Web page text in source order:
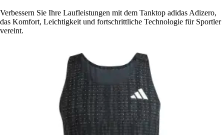
Verbessern Sie Ihre Laufleistungen mit dem Tanktop adidas Adizero,
das Komfort, Leichtigkeit und fortschrittliche Technologie für Sportler
vereint.